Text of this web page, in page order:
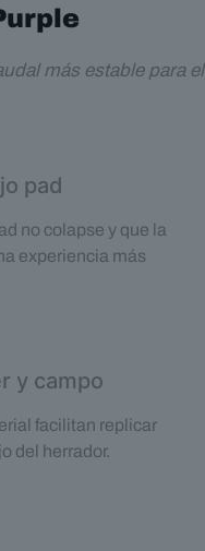
más estable para el
pad
no colapse y que la
experiencia más
y campo
facilitan replicar
del herrador.